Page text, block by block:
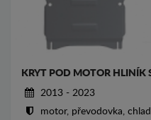
KRYT POD MOTOR HLINÍK
2013 - 2023
motor, převodovka,